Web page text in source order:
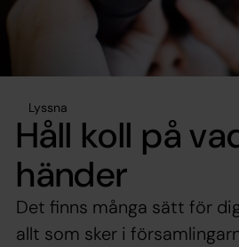
Lyssna
Håll koll på
händer
Det finns många sätt för
allt som sker i